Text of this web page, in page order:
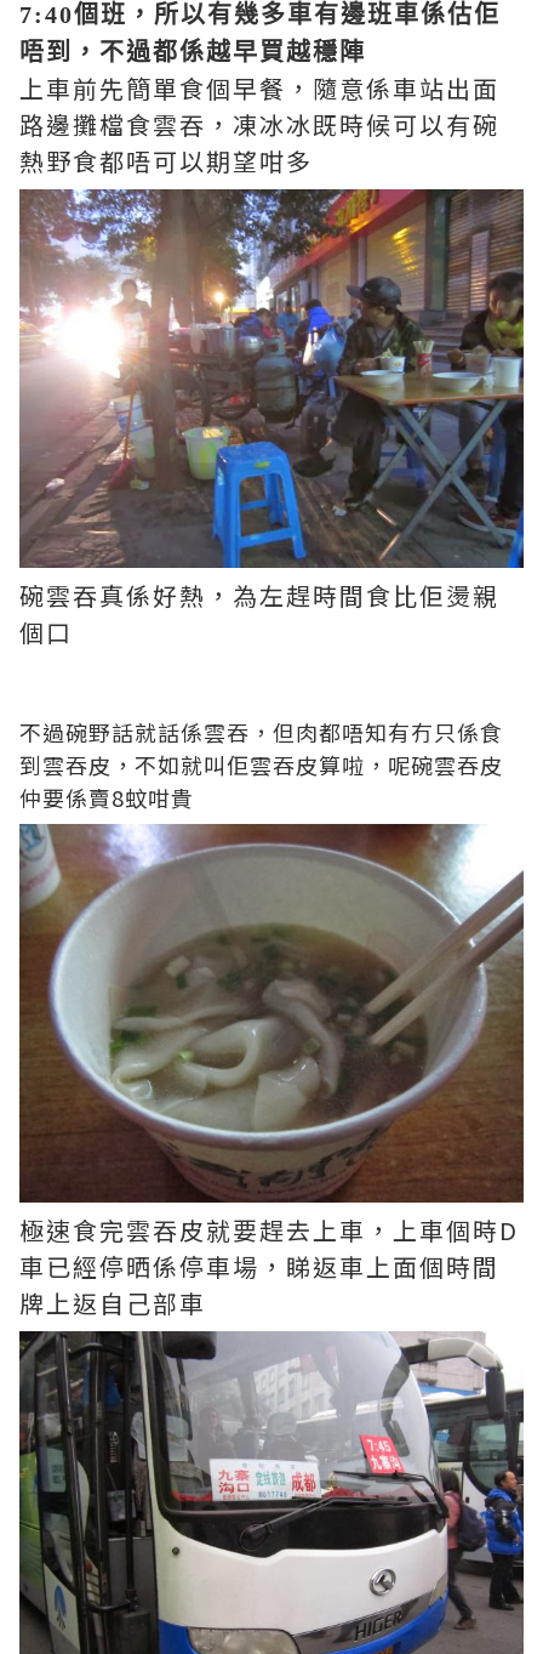
7:40個班，所以有幾多車有邊班車係估佢
唔到，不過都係越早買越穩陣
上車前先簡單食個早餐，隨意係車站出面
路邊攤檔食雲吞，凍冰冰既時候可以有碗
熱野食都唔可以期望咁多
碗雲吞真係好熱，為左趕時間食比佢燙親
個口
不過碗野話就話係雲吞，但肉都唔知有冇只係食
到雲吞皮，不如就叫佢雲吞皮算啦，呢碗雲吞皮
仲要係賣8蚊咁貴
極速食完雲吞皮就要趕去上車，上車個時D
車已經停晒係停車場，睇返車上面個時間
牌上返自己部車